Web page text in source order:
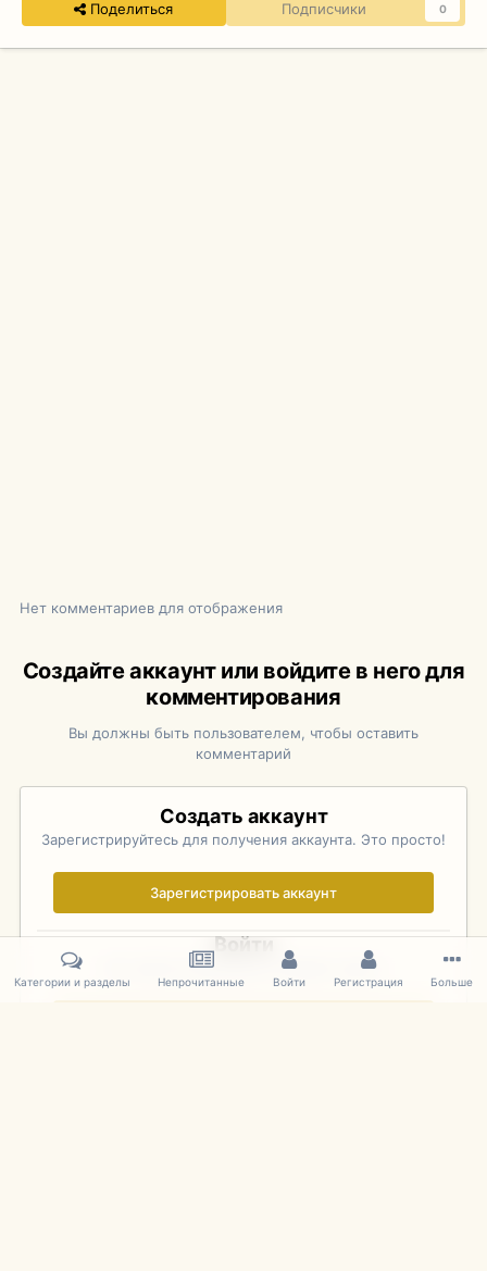
Поделиться Подписчики 0
Нет комментариев для отображения
Создайте аккаунт или войдите в него для
комментирования
Вы должны быть пользователем, чтобы оставить
комментарий
Создать аккаунт
Зарегистрируйтесь для получения аккаунта. Это просто!
Зарегистрировать аккаунт
Войти
Уже зарегистрированы? Войдите здесь.
Категории и разделы Непрочитанные Войти Регистрация Больше